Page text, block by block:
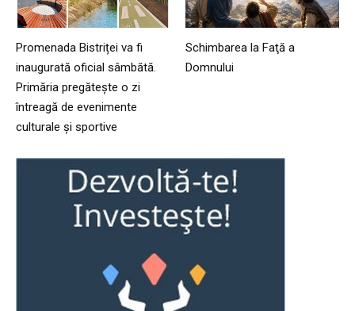
Promenada Bistriței va fi
inaugurată oficial sâmbătă.
Primăria pregătește o zi
întreagă de evenimente
culturale și sportive
Schimbarea la Faţă a
Domnului